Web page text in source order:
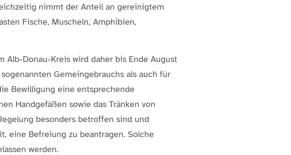
nimmt der Anteil an gereinigtem
Fische, Muscheln, Amphibien,
Alb-Donau-Kreis wird daher bis Ende August
Gemeingebrauchs als auch für
Bewilligung eine entsprechende
Handgefäßen sowie das Tränken von
besonders betroffen sind und
eine Befreiung zu beantragen. Solche
werden.